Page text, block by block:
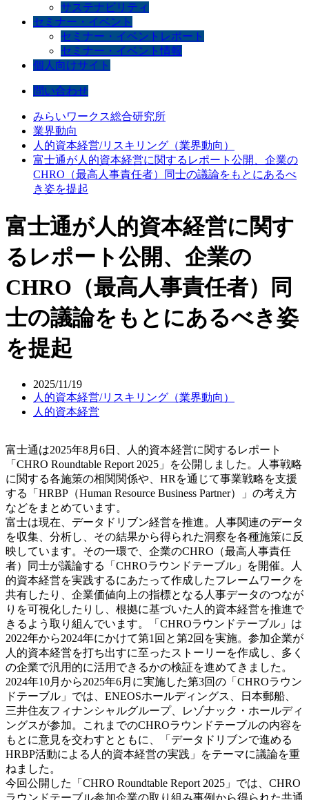
サステナビリティ
セミナー・イベント
セミナー・イベントレポート
セミナー・イベント情報
個人向けサイト
問い合わせ
みらいワークス総合研究所
業界動向
人的資本経営/リスキリング（業界動向）
富士通が人的資本経営に関するレポート公開、企業の
CHRO（最高人事責任者）同士の議論をもとにあるべ
き姿を提起
富士通が人的資本経営に関す
るレポート公開、企業の
CHRO（最高人事責任者）同
士の議論をもとにあるべき姿
を提起
2025/11/19
人的資本経営/リスキリング（業界動向）
人的資本経営
富士通は2025年8月6日、人的資本経営に関するレポート
「CHRO Roundtable Report 2025」を公開しました。人事戦略
に関する各施策の相関関係や、HRを通じて事業戦略を支援
する「HRBP（Human Resource Business Partner）」の考え方
などをまとめています。
富士は現在、データドリブン経営を推進。人事関連のデータ
を収集、分析し、その結果から得られた洞察を各種施策に反
映しています。その一環で、企業のCHRO（最高人事責任
者）同士が議論する「CHROラウンドテーブル」を開催。人
的資本経営を実践するにあたって作成したフレームワークを
共有したり、企業価値向上の指標となる人事データのつなが
りを可視化したりし、根拠に基づいた人的資本経営を推進で
きるよう取り組んでいます。「CHROラウンドテーブル」は
2022年から2024年にかけて第1回と第2回を実施。参加企業が
人的資本経営を打ち出すに至ったストーリーを作成し、多く
の企業で汎用的に活用できるかの検証を進めてきました。
2024年10月から2025年6月に実施した第3回の「CHROラウン
ドテーブル」では、ENEOSホールディングス、日本郵船、
三井住友フィナンシャルグループ、レゾナック・ホールディ
ングスが参加。これまでのCHROラウンドテーブルの内容を
もとに意見を交わすとともに、「データドリブンで進める
HRBP活動による人的資本経営の実践」をテーマに議論を重
ねました。
今回公開した「CHRO Roundtable Report 2025」では、CHRO